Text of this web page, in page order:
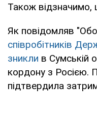
Також відзначимо,
Як повідомляв
співробітників
зникли в Сумській
кордону з Росією.
підтвердила